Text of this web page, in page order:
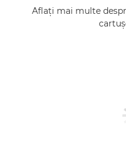
Aflaţi mai multe